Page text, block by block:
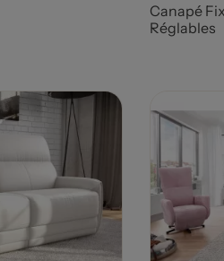
Canapé
Réglables